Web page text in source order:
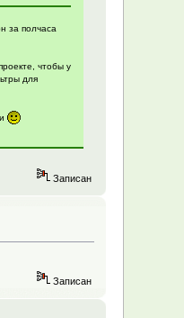
за полчаса
чтобы у
для
Записан
Записан